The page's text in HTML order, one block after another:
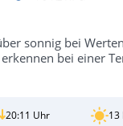
sonnig bei
bei einer
20:11 Uhr 13